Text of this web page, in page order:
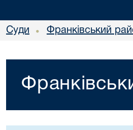
Суди • Франківський